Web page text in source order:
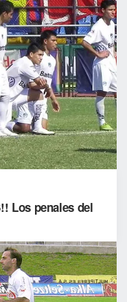
Los penales del